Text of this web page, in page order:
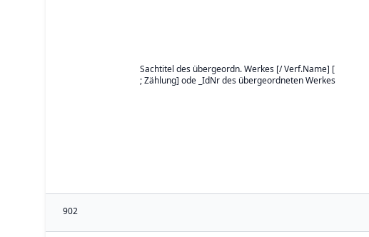
Sachtitel des übergeordn. Werkes [/ Verf.Name] [
; Zählung] ode _IdNr des übergeordneten Werkes
902